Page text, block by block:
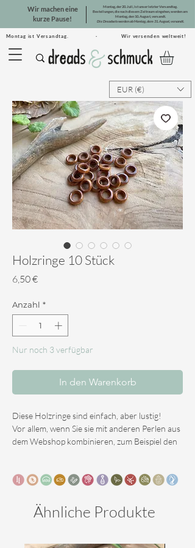
Montag ist Versandtag. · Wir versenden weltweit!
Wir machen eine
kurze Pause!
Montag, der 20. Juli, ist unser letzter Versandtag.
Bestellungen, die nach diesem Zeitraum eingehen, werden am
Montag, den 10. August, versandt.
Die Dreadsets werden ab Montag, dem 31. August, versandt.
EUR (€)
Holzringe 10 Stück
6,50 €Preis
Anzahl *
Nur noch 3 verfügbar
In den Warenkorb
Diese Holzringe sind einfach, aber lustig!
Vor allem, wenn Sie sie mit anderen Perlen aus
dem Webshop kombinieren, zum Beispiel den
komplett!
Atmosphären in Ihren Dreadlocks schaffen.
Die Ringe werden pro 10 Stück verkauft.
helleres Braun, es ist jedoch auch in anderen
Ähnliche Produkte